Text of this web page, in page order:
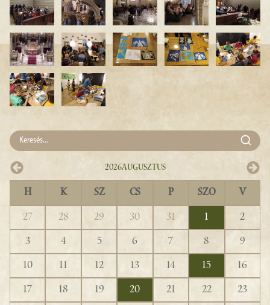
2026Augusztus
H K SZ CS P SZO V
27 28 29 30 31 1
2
3
4 5 6 7 8
9
10
11 12 13 14 15
16
17
18 19 20 21 22
23